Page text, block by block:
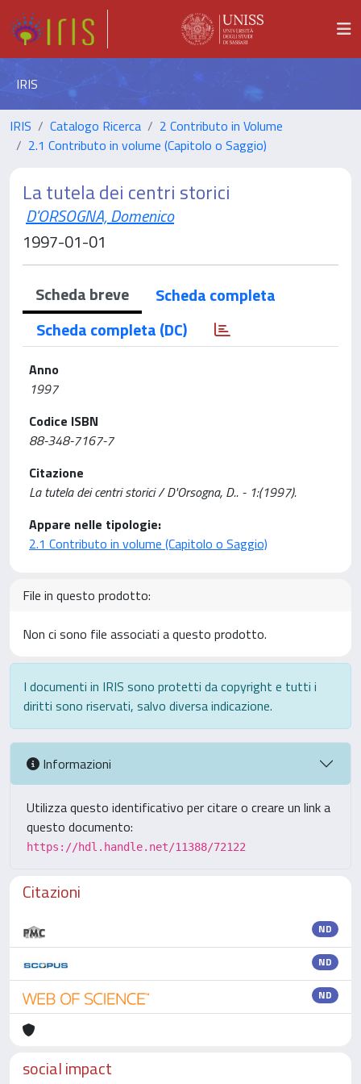
IRIS
IRIS Catalogo Ricerca
2 Contributo in Volume
2.1 Contributo in volume (Capitolo o Saggio)
La tutela dei centri storici
D'ORSOGNA, Domenico
1997-01-01
Scheda breve
Scheda completa
Scheda completa (DC)
Anno
1997
Codice ISBN
88-348-7167-7
Citazione
La tutela dei centri storici / D'Orsogna, D.. - 1:(1997).
Appare nelle tipologie:
2.1 Contributo in volume (Capitolo o Saggio)
File in questo prodotto:
Non ci sono file associati a questo prodotto.
I documenti in IRIS sono protetti da copyright e tutti i
diritti sono riservati, salvo diversa indicazione.
Informazioni
Utilizza questo identificativo per citare o creare un link a
questo documento:
https://hdl.handle.net/11388/72122
Citazioni
ND
ND
ND
social impact